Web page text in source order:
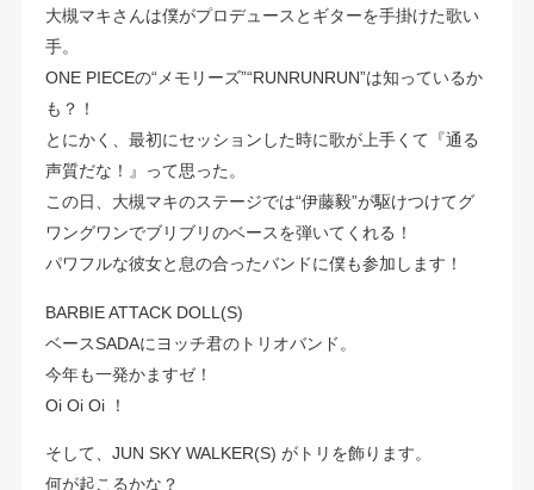
大槻マキさんは僕がプロデュースとギターを手掛けた歌い
手。
ONE PIECEの“メモリーズ”“RUNRUNRUN”は知っているか
も？！
とにかく、最初にセッションした時に歌が上手くて『通る
声質だな！』って思った。
この日、大槻マキのステージでは“伊藤毅”が駆けつけてグ
ワングワンでブリブリのベースを弾いてくれる！
パワフルな彼女と息の合ったバンドに僕も参加します！
BARBIE ATTACK DOLL(S)
ベースSADAにヨッチ君のトリオバンド。
今年も一発かますゼ！
Oi Oi Oi ！
そして、JUN SKY WALKER(S) がトリを飾ります。
何が起こるかな？